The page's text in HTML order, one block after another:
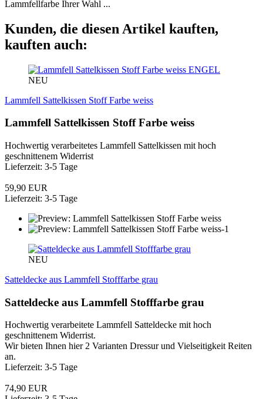
Lammfellfarbe Ihrer Wahl ...
Kunden, die diesen Artikel kauften,
kauften auch:
ENGEL
NEU
Lammfell Sattelkissen Stoff Farbe weiss
Lammfell Sattelkissen Stoff Farbe weiss
Hochwertig verarbeitetes Lammfell Sattelkissen mit hoch
geschnittenem Widerrist
Lieferzeit: 3-5 Tage
59,90 EUR
Lieferzeit: 3-5 Tage
NEU
Satteldecke aus Lammfell Stofffarbe grau
Satteldecke aus Lammfell Stofffarbe grau
Hochwertig verarbeitete Lammfell Satteldecke mit hoch
geschnittenem Widerrist.
Wir bieten Ihnen hier 2 Varianten Dressur und Vielseitigkeit Reiten
an.
Lieferzeit: 3-5 Tage
74,90 EUR